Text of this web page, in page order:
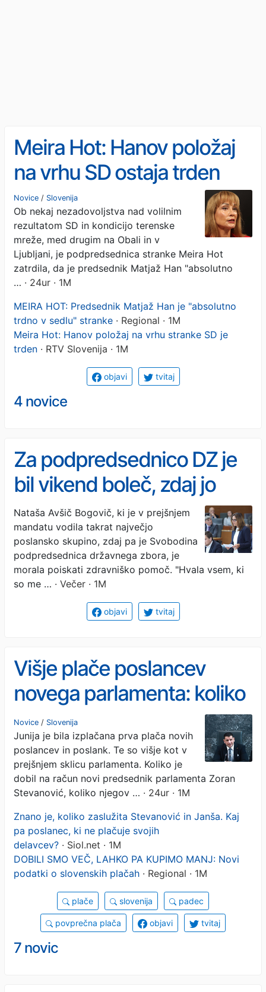
Meira Hot: Hanov položaj
na vrhu SD ostaja trden
Novice / Slovenija
Ob nekaj nezadovoljstva nad volilnim
rezultatom SD in kondicijo terenske
mreže, med drugim na Obali in v
Ljubljani, je podpredsednica stranke Meira Hot
zatrdila, da je predsednik Matjaž Han "absolutno
… · 24ur · 1M
MEIRA HOT: Predsednik Matjaž Han je "absolutno
trdno v sedlu" stranke · Regional · 1M
Meira Hot: Hanov položaj na vrhu stranke SD je
trden · RTV Slovenija · 1M
objavi tvitaj
4 novice
Za podpredsednico DZ je
bil vikend boleč, zdaj jo
čaka še en izziv
Nataša Avšič Bogovič, ki je v prejšnjem
mandatu vodila takrat največjo
poslansko skupino, zdaj pa je Svobodina
podpredsednica državnega zbora, je
morala poiskati zdravniško pomoč. "Hvala vsem, ki
so me … · Večer · 1M
objavi tvitaj
Višje plače poslancev
novega parlamenta: koliko
znašajo?
Novice / Slovenija
Junija je bila izplačana prva plača novih
poslancev in poslank. Te so višje kot v
prejšnjem sklicu parlamenta. Koliko je
dobil na račun novi predsednik parlamenta Zoran
Stevanović, koliko njegov … · 24ur · 1M
Znano je, koliko zaslužita Stevanović in Janša. Kaj
pa poslanec, ki ne plačuje svojih
delavcev? · Siol.net · 1M
DOBILI SMO VEČ, LAHKO PA KUPIMO MANJ: Novi
podatki o slovenskih plačah · Regional · 1M
plače slovenija padec
povprečna plača objavi tvitaj
7 novic